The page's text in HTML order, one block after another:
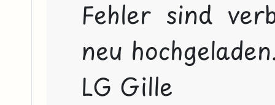
Fehler sind
neu
LG Gille